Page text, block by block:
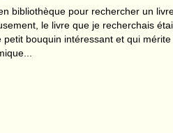
bibliothèque pour rechercher un
le livre que je recherchais
petit bouquin intéressant et qui